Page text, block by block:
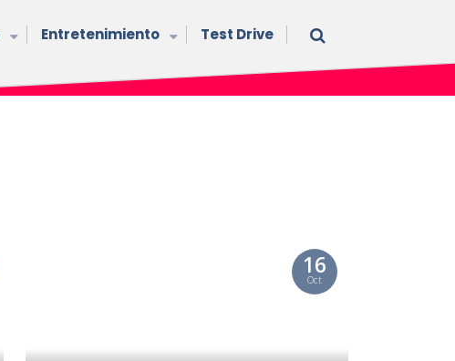
Entretenimiento Test Drive
16
Oct